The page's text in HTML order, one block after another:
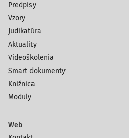
Predpisy
Vzory
Judikatúra
Aktuality
Videoškolenia
Smart dokumenty
Knižnica
Moduly
Web